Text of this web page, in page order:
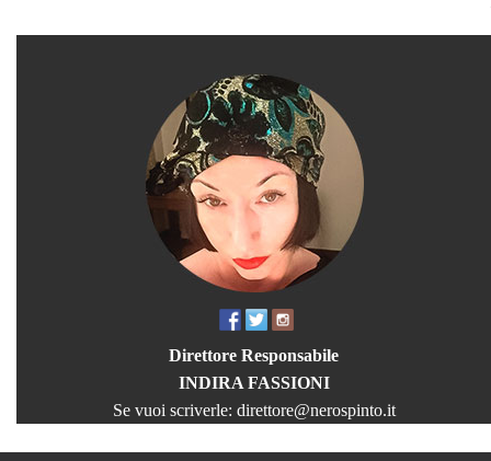
Direttore Responsabile
INDIRA FASSIONI
Se vuoi scriverle: direttore@nerospinto.it